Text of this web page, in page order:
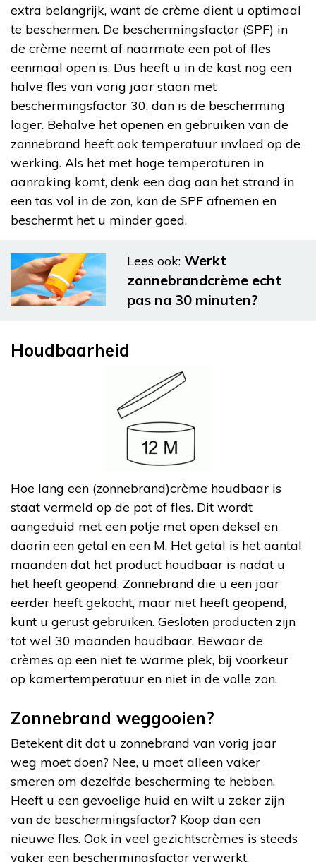
extra belangrijk, want de crème dient u optimaal
te beschermen. De beschermingsfactor (SPF) in
de crème neemt af naarmate een pot of fles
eenmaal open is. Dus heeft u in de kast nog een
halve fles van vorig jaar staan met
beschermingsfactor 30, dan is de bescherming
lager. Behalve het openen en gebruiken van de
zonnebrand heeft ook temperatuur invloed op de
werking. Als het met hoge temperaturen in
aanraking komt, denk een dag aan het strand in
een tas vol in de zon, kan de SPF afnemen en
beschermt het u minder goed.
Lees ook: Werkt
zonnebrandcrème echt
pas na 30 minuten?
Houdbaarheid
Hoe lang een (zonnebrand)crème houdbaar is
staat vermeld op de pot of fles. Dit wordt
aangeduid met een potje met open deksel en
daarin een getal en een M. Het getal is het aantal
maanden dat het product houdbaar is nadat u
het heeft geopend. Zonnebrand die u een jaar
eerder heeft gekocht, maar niet heeft geopend,
kunt u gerust gebruiken. Gesloten producten zijn
tot wel 30 maanden houdbaar. Bewaar de
crèmes op een niet te warme plek, bij voorkeur
op kamertemperatuur en niet in de volle zon.
Zonnebrand weggooien?
Betekent dit dat u zonnebrand van vorig jaar
weg moet doen? Nee, u moet alleen vaker
smeren om dezelfde bescherming te hebben.
Heeft u een gevoelige huid en wilt u zeker zijn
van de beschermingsfactor? Koop dan een
nieuwe fles. Ook in veel gezichtscrèmes is steeds
vaker een beschermingsfactor verwerkt.